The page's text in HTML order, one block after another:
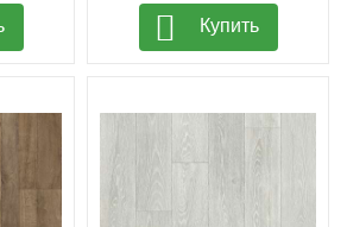
Купить